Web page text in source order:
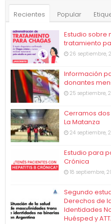
Recientes Popular
Estudio sobre
tratamiento
26 septiembre,
Información
donantes
25 septiembre,
Cerramos
La Matanza
24 septiembre,
Estudio para
Crónica
18 septiembre,
Segundo
Derechos de
Identidades
Huésped y